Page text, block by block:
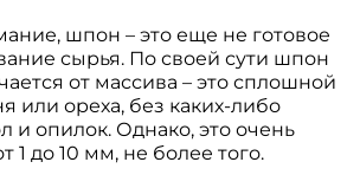
шпон – это еще не готовое
сырья. По своей сути шпон
от массива – это сплошной
или ореха, без каких-либо
и опилок. Однако, это очень
1 до 10 мм, не более того.